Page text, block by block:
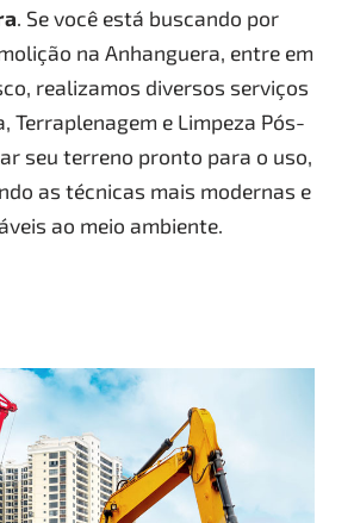
. Se você está buscando por
na Anhanguera, entre em
realizamos diversos serviços
Terraplenagem e Limpeza Pós-
seu terreno pronto para o uso,
as técnicas mais modernas e
ao meio ambiente.